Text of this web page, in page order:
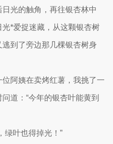
光的触角，再往银杏林中
*爱捉迷藏，从这颗银杏树
到了旁边那几棵银杏树身
阿姨在卖烤红薯，我挑了一
道：“今年的银杏叶能黄到
叶也得掉光！”